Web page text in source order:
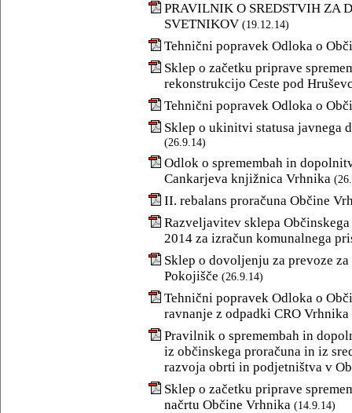
PRAVILNIK O SREDSTVIH ZA
SVETNIKOV (19.12.14)
Tehnični popravek Odloka o
Sklep o začetku priprave
rekonstrukcijo Ceste pod
Tehnični popravek Odloka o
Sklep o ukinitvi statusa javnega
(26.9.14)
Odlok o spremembah in
Cankarjeva knjižnica Vrhnika
II. rebalans proračuna Občine
Razveljavitev sklepa
2014 za izračun komunalnega
Sklep o dovoljenju za prevoze
Pokojišče (26.9.14)
Tehnični popravek Odloka o
ravnanje z odpadki CRO
Pravilnik o spremembah in
iz občinskega proračuna in iz
razvoja obrti in podjetništva v
Sklep o začetku priprave
načrtu Občine Vrhnika (14.9.14)